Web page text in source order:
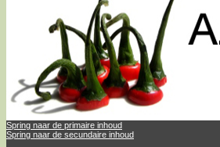
Spring naar de primaire inhoud
Spring naar de secundaire inhoud